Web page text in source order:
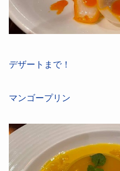
デザートまで！
マンゴープリン